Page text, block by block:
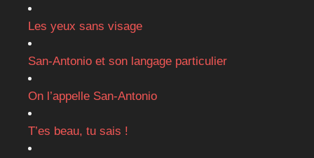
Les yeux sans visage
San-Antonio et son langage particulier
On l’appelle San-Antonio
T’es beau, tu sais !